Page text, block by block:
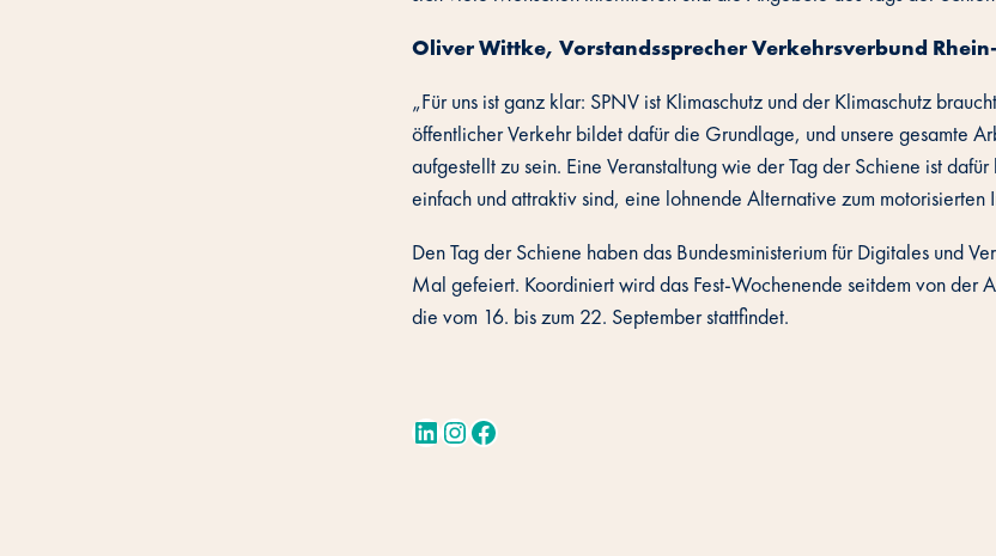
Oliver Wittke, Vorstandssprecher Verkehrsverbund
„Für uns ist ganz klar: SPNV ist Klimaschutz und der Klimaschutz
öffentlicher Verkehr bildet dafür die Grundlage, und unsere gesamte
aufgestellt zu sein. Eine Veranstaltung wie der Tag der Schiene ist
einfach und attraktiv sind, eine lohnende Alternative zum
Den Tag der Schiene haben das Bundesministerium für Digitales und
Mal gefeiert. Koordiniert wird das Fest-Wochenende seitdem von der
die vom 16. bis zum 22. September stattfindet.
LinkedIn Instagram Facebook